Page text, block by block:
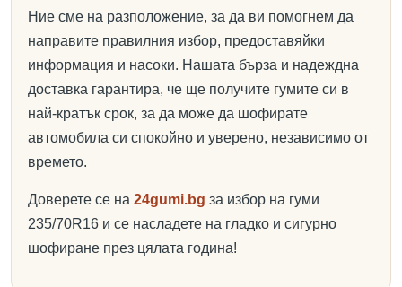
Ние сме на разположение, за да ви помогнем да
направите правилния избор, предоставяйки
информация и насоки. Нашата бърза и надеждна
доставка гарантира, че ще получите гумите си в
най-кратък срок, за да може да шофирате
автомобила си спокойно и уверено, независимо от
времето.
Доверете се на 24gumi.bg за избор на гуми
235/70R16 и се насладете на гладко и сигурно
шофиране през цялата година!